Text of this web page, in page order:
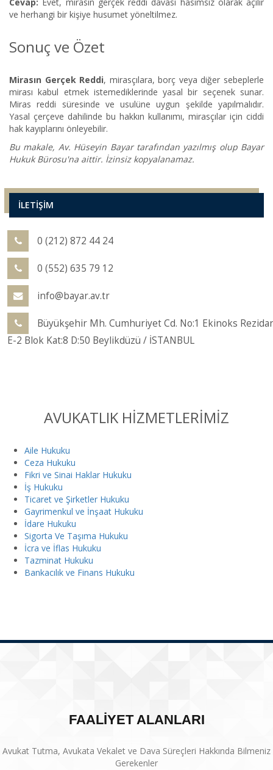
ve herhangi bir kişiye husumet yöneltilmez.
Sonuç ve Özet
Mirasın Gerçek Reddi, mirasçılara, borç veya diğer sebeplerle
mirası kabul etmek istemediklerinde yasal bir seçenek sunar.
Miras reddi süresinde ve usulüne uygun şekilde yapılmalıdır.
Yasal çerçeve dahilinde bu hakkın kullanımı, mirasçılar için ciddi
hak kayıplarını önleyebilir.
Bu makale, Av. Hüseyin Bayar tarafından yazılmış olup Bayar
Hukuk Bürosu'na aittir. İzinsiz kopyalanamaz.
İLETİŞİM
0 (212) 872 44 24
0 (552) 635 79 12
info@bayar.av.tr
Büyükşehir Mh. Cumhuriyet Cd. No:1 Ekinoks
E-2 Blok Kat:8 D:50 Beylikdüzü / İSTANBUL
AVUKATLIK HİZMETLERİMİZ
Aile Hukuku
Ceza Hukuku
Fikri ve Sinai Haklar Hukuku
İş Hukuku
Ticaret ve Şirketler Hukuku
Gayrimenkul ve İnşaat Hukuku
İdare Hukuku
Sigorta Ve Taşıma Hukuku
İcra ve İflas Hukuku
Tazminat Hukuku
Bankacılık ve Finans Hukuku
FAALİYET ALANLARI
Avukat Tutma, Avukata Vekalet ve Dava Süreçleri Hakkında Bilmeniz
Gerekenler